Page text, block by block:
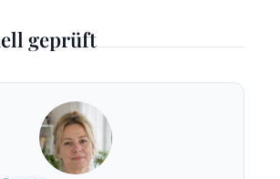
geprüft